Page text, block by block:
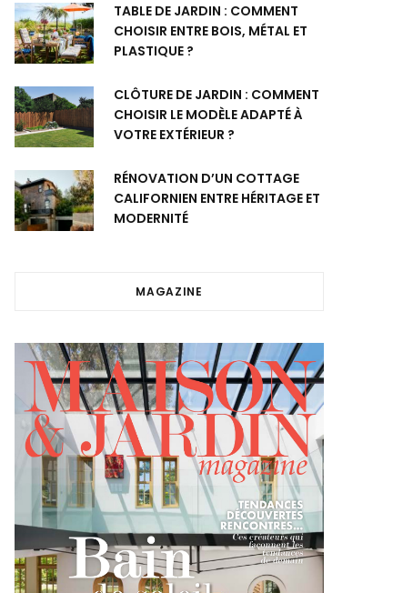
TABLE DE JARDIN : COMMENT
CHOISIR ENTRE BOIS, MÉTAL ET
PLASTIQUE ?
CLÔTURE DE JARDIN : COMMENT
CHOISIR LE MODÈLE ADAPTÉ À
VOTRE EXTÉRIEUR ?
RÉNOVATION D’UN COTTAGE
CALIFORNIEN ENTRE HÉRITAGE ET
MODERNITÉ
MAGAZINE